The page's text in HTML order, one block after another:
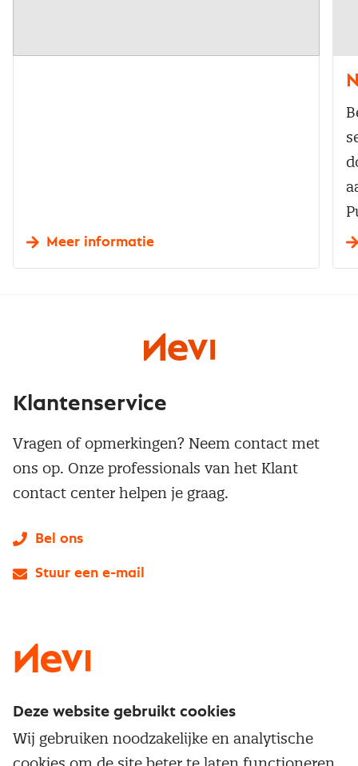
Meer informatie
Service & contact
Klantenservice
Vragen of opmerkingen? Neem contact met
ons op. Onze professionals van het Klant
contact center helpen je graag.
Bel ons
Stuur een e-mail
Deze website gebruikt cookies
Wij gebruiken noodzakelijke en analytische